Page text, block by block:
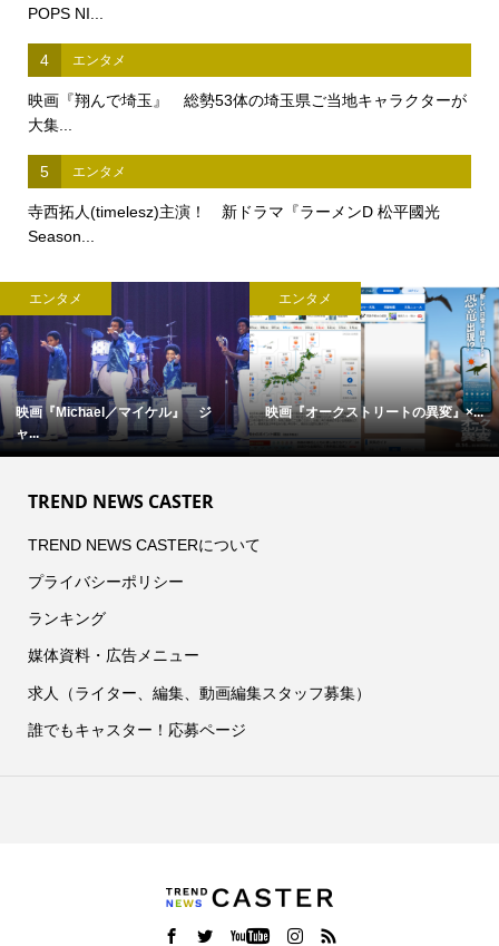
POPS NI...
4 エンタメ
映画『翔んで埼玉』 総勢53体の埼玉県ご当地キャラクターが
大集...
5 エンタメ
寺西拓人(timelesz)主演！ 新ドラマ『ラーメンD 松平國光
Season...
エンタメ
映画『Michael／マイケル』 ジ
ャ...
エンタメ
映画『オークストリートの異変』×...
TREND NEWS CASTER
TREND NEWS CASTERについて
プライバシーポリシー
ランキング
媒体資料・広告メニュー
求人（ライター、編集、動画編集スタッフ募集）
誰でもキャスター！応募ページ